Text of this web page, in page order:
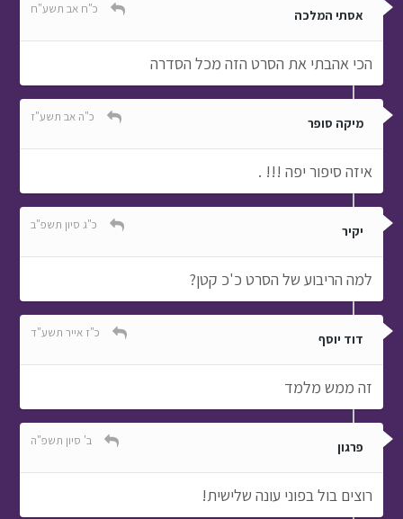
אסתי המלכה כ"ח אב תשע"ח
הכי אהבתי את הסרט הזה מכל הסדרה
מיקה סופר כ"ה אב תשע"ז
איזה סיפור יפה !!! .
יקיר כ"ג סיון תשפ"ב
למה הריבוע של הסרט כ'כ קטן?
דוד יוסף כ"ז אייר תשע"ד
זה ממש מלמד
פרגון ב' סיון תשפ"ה
רוצים בול בפוני עונה שלישית!